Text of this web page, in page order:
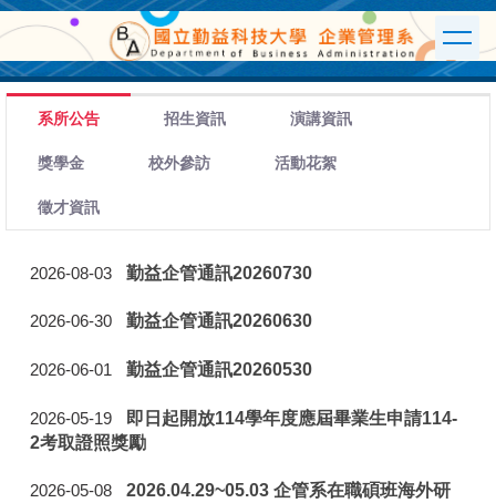
跳
主
要
系所公告 招生資訊 演講資訊
獎學金 校外參訪 活動花絮
徵才資訊
2026-08-03 勤益企管通訊20260730
2026-06-30 勤益企管通訊20260630
2026-06-01 勤益企管通訊20260530
2026-05-19
即日起開放114學年度應屆畢業生申請114-
2考取證照獎勵
2026-05-08
2026.04.29~05.03 企管系在職碩班海外研